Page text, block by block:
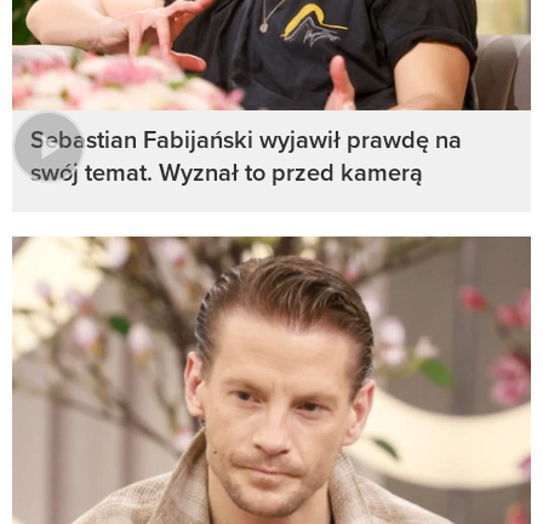
Sebastian Fabijański wyjawił prawdę na
swój temat. Wyznał to przed kamerą